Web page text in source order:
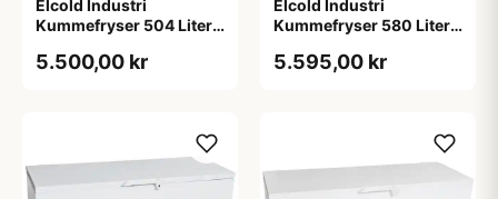
Elcold Industri
Kummefryser 504 Liter -
5.500,00 kr
Elcold Industri
Kummefryser 580 Liter -
5.595,00 kr